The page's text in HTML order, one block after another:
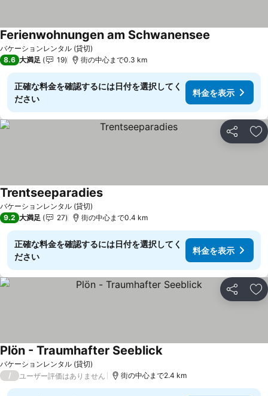
バケーションレンタル (貸切)
Ferienwohnungen am Schwanensee
8.6 大満足 19 街の中心まで0.3 km
正確な料金を確認するには日付を選択してく
ださい
料金を表示
シェア お
バケーションレンタル (貸切)
Trentseeparadies
9.2 大満足 27 街の中心まで0.4 km
正確な料金を確認するには日付を選択してく
ださい
料金を表示
シェア お
バケーションレンタル (貸切)
Plön - Traumhafter Seeblick
/ ユーザー評価はありません 街の中心まで2.4 km